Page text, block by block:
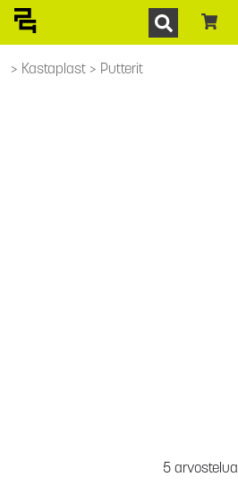
Kastaplast Putterit
5 arvostelua